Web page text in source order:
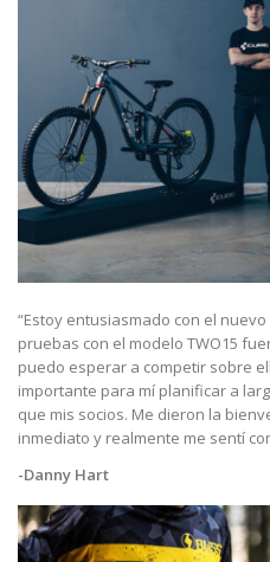
“Estoy entusiasmado con el
pruebas con el modelo TWO15
puedo esperar a competir sobre
importante para mí planificar a
que mis socios. Me dieron la
inmediato y realmente me sentí
-Danny Hart